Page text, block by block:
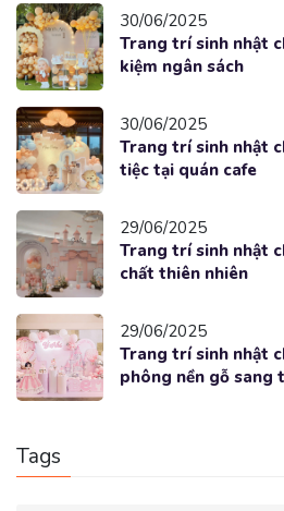
30/06/2025
Trang trí sinh nhật
kiệm ngân sách
30/06/2025
Trang trí sinh nhật
tiệc tại quán cafe
29/06/2025
Trang trí sinh nhật
chất thiên nhiên
29/06/2025
Trang trí sinh nhật
phông nền gỗ sang
Tags